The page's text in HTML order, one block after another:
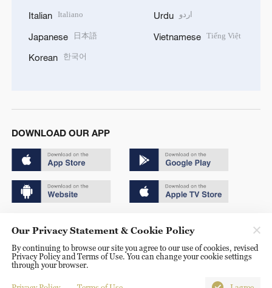
Italian Italiano
Japanese 日本語
Korean 한국어
Urdu اردو
Vietnamese Tiếng Việt
DOWNLOAD OUR APP
京ICP备20000184号
京公网安备 11010502050052号
Disinformation report hotline: 010-85061466
Our Privacy Statement & Cookie Policy
By continuing to browse our site you agree to our use of cookies, revised
Privacy Policy and Terms of Use. You can change your cookie settings
through your browser.